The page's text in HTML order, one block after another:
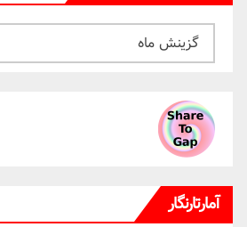
بایگانی
ماهانه
آمارتارنگار